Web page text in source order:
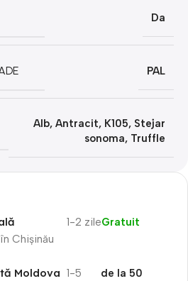
Da
PAL
Alb, Antracit, K105, Stejar
sonoma, Truffle
Chișinău
1-2 zileGratuit
Moldova 1-5
de la 50